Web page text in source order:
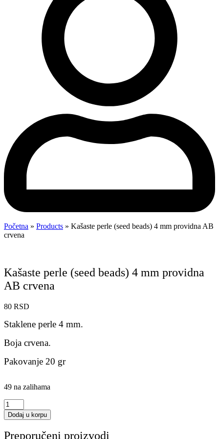
Početna » Products » Kašaste perle (seed beads) 4 mm providna AB
crvena
Kašaste perle (seed beads) 4 mm providna
AB crvena
80 RSD
Staklene perle 4 mm.
Boja crvena.
Pakovanje 20 gr
49 na zalihama
Kašaste
perle
(seed
Dodaj u korpu
Preporučeni proizvodi